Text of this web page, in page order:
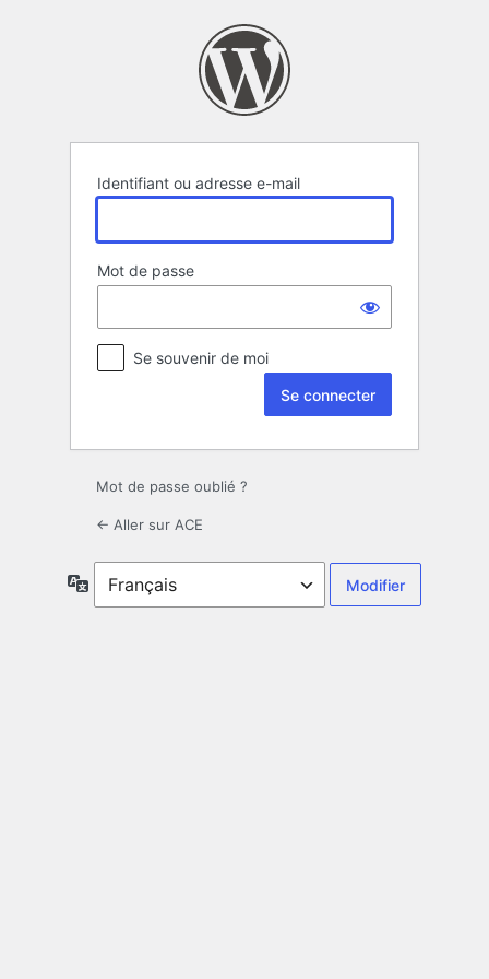
Identifiant ou adresse e-mail
Mot de passe
Se souvenir de moi
Mot de passe oublié ?
← Aller sur ACE
Langue